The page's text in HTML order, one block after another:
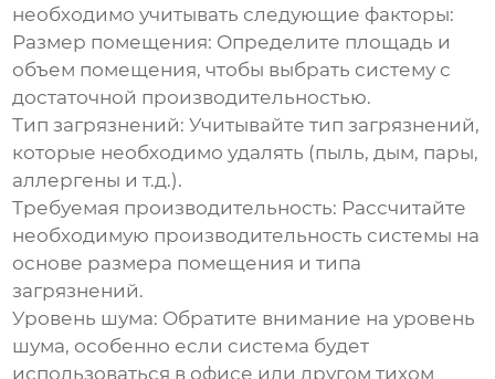
необходимо учитывать следующие факторы:
Размер помещения: Определите площадь и
объем помещения, чтобы выбрать систему с
достаточной производительностью.
Тип загрязнений: Учитывайте тип загрязнений,
которые необходимо удалять (пыль, дым, пары,
аллергены и т.д.).
Требуемая производительность: Рассчитайте
необходимую производительность системы на
основе размера помещения и типа
загрязнений.
Уровень шума: Обратите внимание на уровень
шума, особенно если система будет
использоваться в офисе или другом тихом